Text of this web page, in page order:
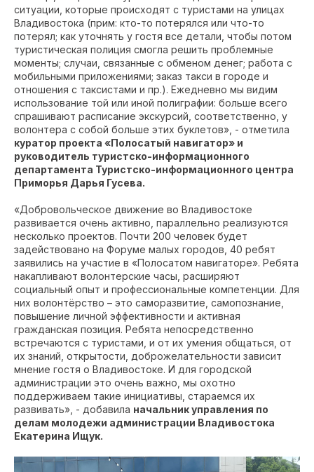
ситуации, которые происходят с туристами на улицах
Владивостока (прим: кто-то потерялся или что-то
потерял; как уточнять у гостя все детали, чтобы потом
туристическая полиция смогла решить проблемные
моменты; случаи, связанные с обменом денег; работа с
мобильными приложениями; заказ такси в городе и
отношения с таксистами и пр.). Ежедневно мы видим
использование той или иной полиграфии: больше всего
спрашивают расписание экскурсий, соответственно, у
волонтера с собой больше этих буклетов», - отметила
куратор проекта «Полосатый навигатор» и
руководитель туристско-информационного
департамента Туристско-информационного центра
Приморья Дарья Гусева.
«Добровольческое движение во Владивостоке
развивается очень активно, параллельно реализуются
несколько проектов. Почти 200 человек будет
задействовано на Форуме малых городов, 40 ребят
заявились на участие в «Полосатом навигаторе». Ребята
накапливают волонтерские часы, расширяют
социальный опыт и профессиональные компетенции. Для
них волонтёрство – это саморазвитие, самопознание,
повышение личной эффективности и активная
гражданская позиция. Ребята непосредственно
встречаются с туристами, и от их умения общаться, от
их знаний, открытости, доброжелательности зависит
мнение гостя о Владивостоке. И для городской
администрации это очень важно, мы охотно
поддерживаем такие инициативы, стараемся их
развивать», - добавила начальник управления по
делам молодежи администрации Владивостока
Екатерина Ищук.